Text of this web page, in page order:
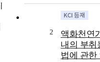
which also
to quickly and
whiteflies for
strategies. In
2
액화천연
내의 부취
법에 관한